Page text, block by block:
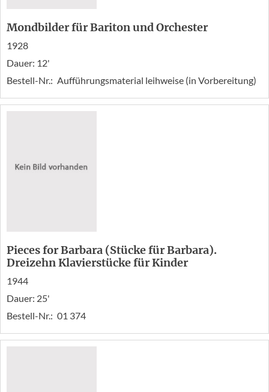
Mondbilder für Bariton und Orchester
1928
Dauer: 12'
Bestell-Nr.: Aufführungsmaterial leihweise (in Vorbereitung)
Pieces for Barbara (Stücke für Barbara).
Dreizehn Klavierstücke für Kinder
1944
Dauer: 25'
Bestell-Nr.: 01 374